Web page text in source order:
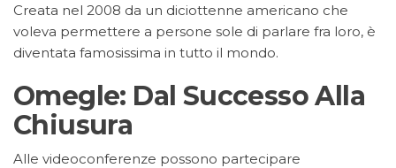
Creata nel 2008 da un diciottenne americano che
voleva permettere a persone sole di parlare fra loro, è
diventata famosissima in tutto il mondo.
Omegle: Dal Successo Alla
Chiusura
Alle videoconferenze possono partecipare